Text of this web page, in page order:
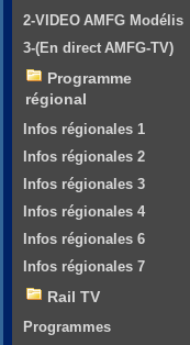
2-VIDEO AMFG Modélis
3-(En direct AMFG-TV)
Programme
régional
Infos régionales 1
Infos régionales 2
Infos régionales 3
Infos régionales 4
Infos régionales 6
Infos régionales 7
Rail TV
Programmes